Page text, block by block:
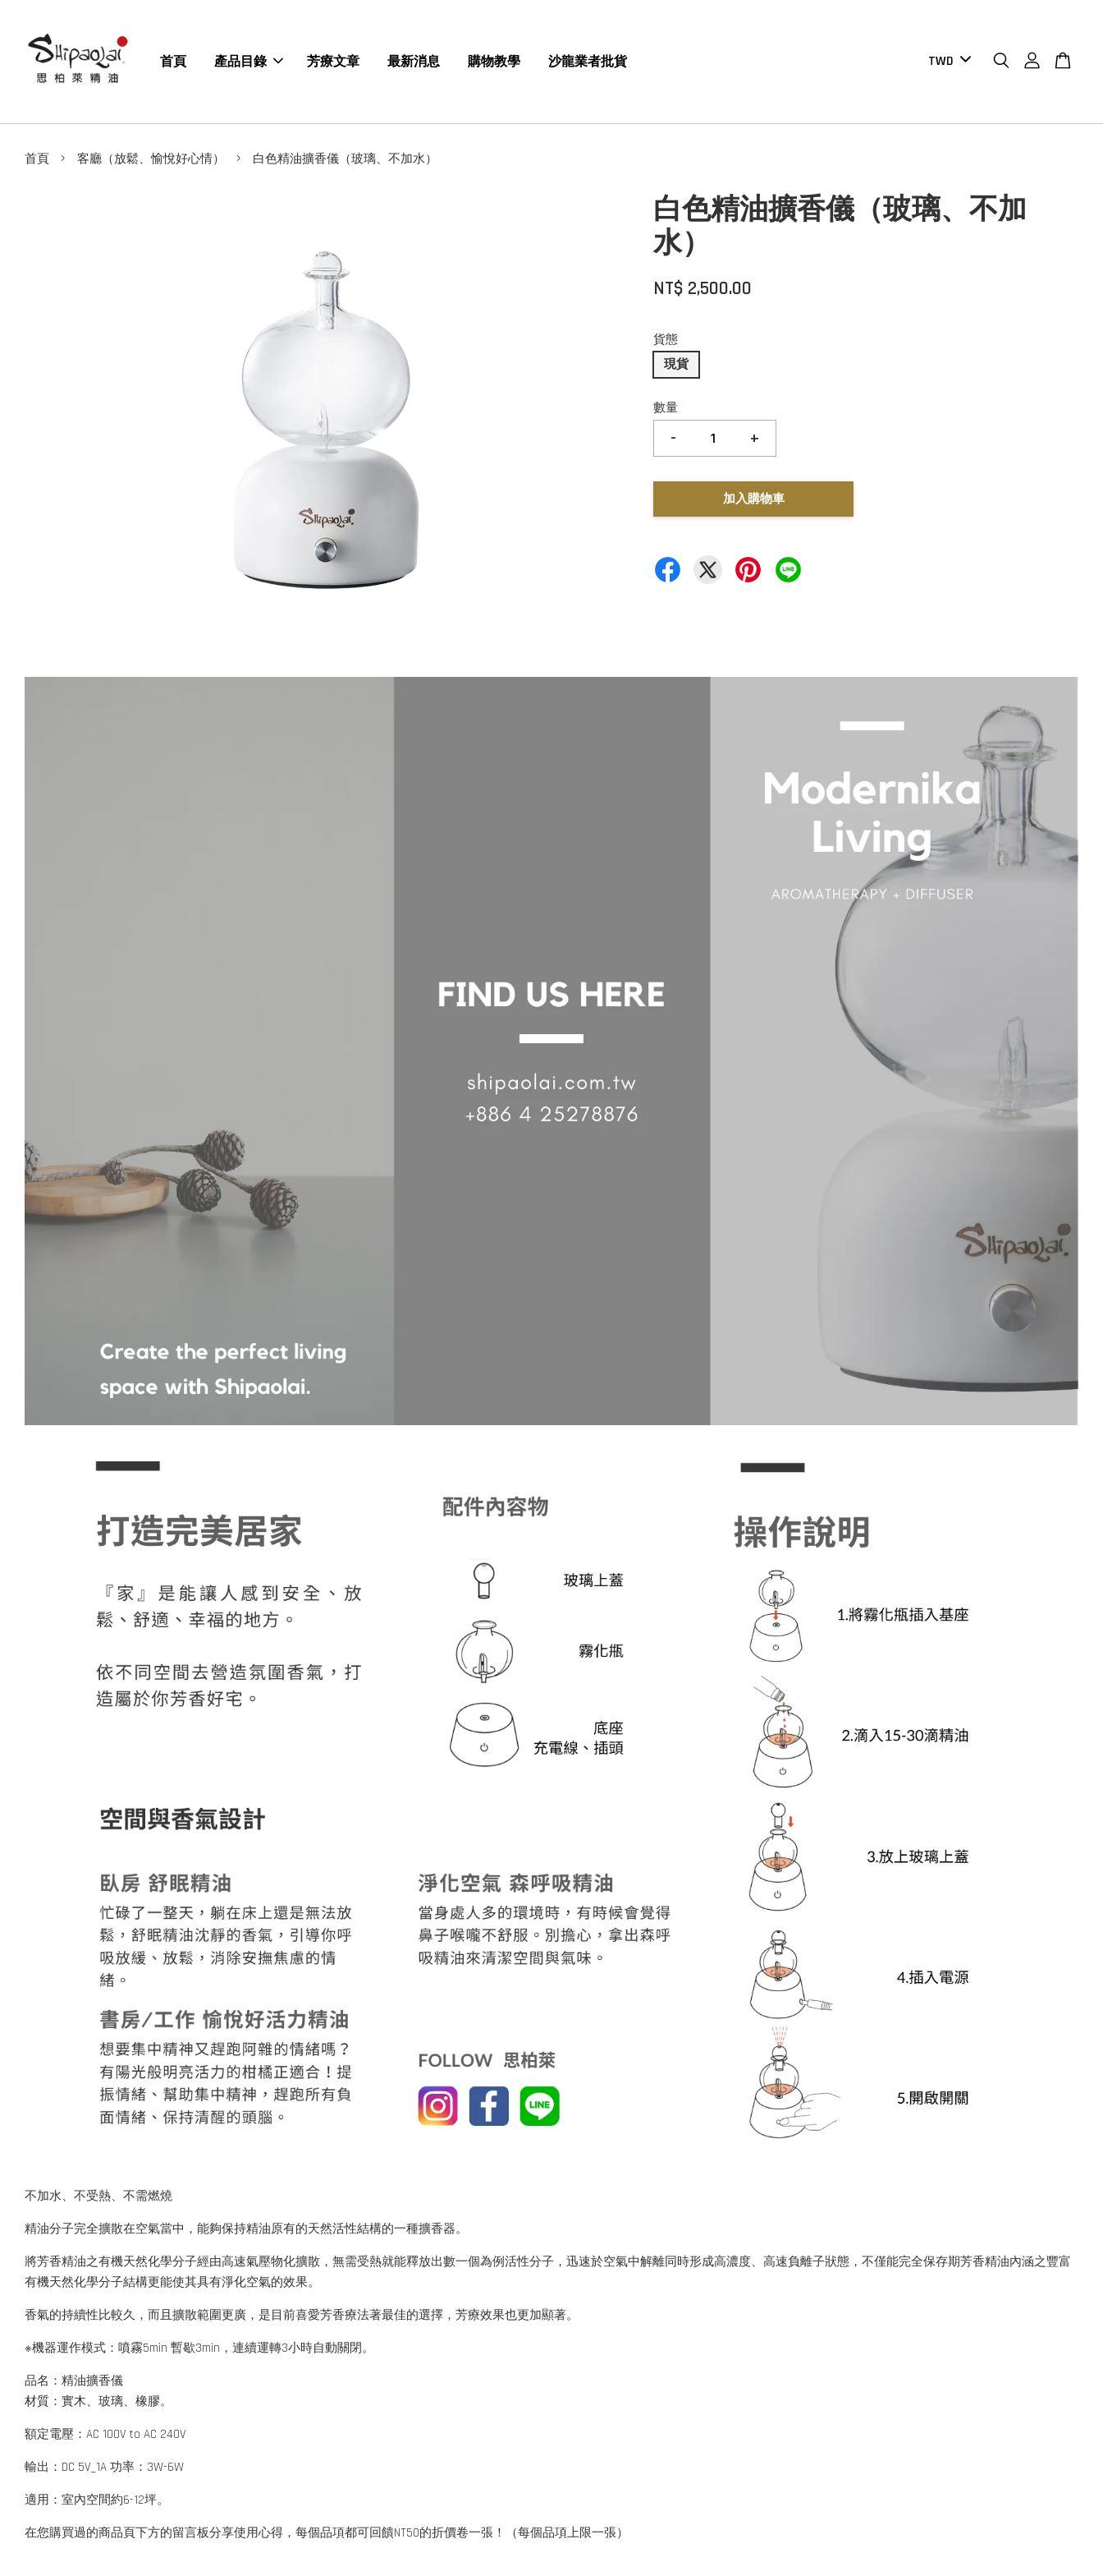
首頁 產品目錄 芳療文章 最新消息 購物教學 沙龍業者批貨
首頁 › 客廳（放鬆、愉悅好心情） › 白色精油擴香儀（玻璃、不加水）
白色精油擴香儀（玻璃、不加
水）
NT$ 2,500.00
貨態
現貨
數量
- +
加入購物車
不加水、不受熱、不需燃燒
精油分子完全擴散在空氣當中，能夠保持精油原有的天然活性結構的一種擴香器。
將芳香精油之有機天然化學分子經由高速氣壓物化擴散，無需受熱就能釋放出數一個為例活性分子，迅速於空氣中解離同時形成高濃度、高速負離子狀態，不僅能完全保存期芳香精油內涵之豐富
有機天然化學分子結構更能使其具有淨化空氣的效果。
香氣的持續性比較久，而且擴散範圍更廣，是目前喜愛芳香療法著最佳的選擇，芳療效果也更加顯著。
※機器運作模式：噴霧5min 暫歇3min，連續運轉3小時自動關閉。
品名：精油擴香儀
材質：實木、玻璃、橡膠。
額定電壓：AC 100V to AC 240V
輸出：DC 5V_1A 功率：3W-6W
適用：室內空間約6-12坪。
在您購買過的商品頁下方的留言板分享使用心得，每個品項都可回饋NT50的折價卷一張！（每個品項上限一張）